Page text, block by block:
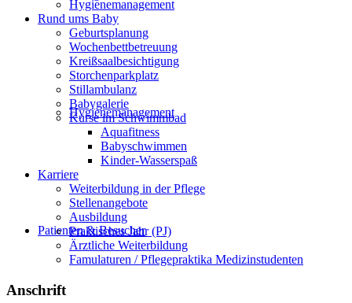
Hygienemanagement
Patienten & Besucher
Hygienemanagement
Rund ums Baby
Geburtsplanung
Wochenbettbetreuung
Kreißsaalbesichtigung
Storchenparkplatz
Stillambulanz
Babygalerie
Kurse im Schwimmbad
Aquafitness
Babyschwimmen
Kinder-Wasserspaß
Karriere
Weiterbildung in der Pflege
Stellenangebote
Ausbildung
Praktisches Jahr (PJ)
Ärztliche Weiterbildung
Famulaturen / Pflegepraktika Medizinstudenten
Anschrift